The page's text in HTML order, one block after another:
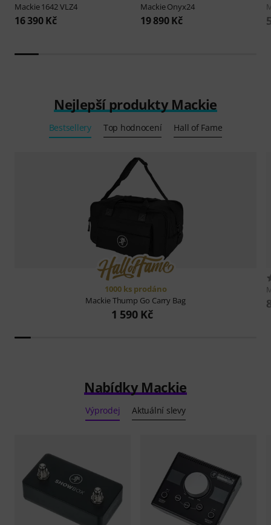
Mackie1642 VLZ4
16 390 Kč
MackieOnyx24
19 890 Kč
Nejlepší produkty Mackie
Bestsellery Top hodnocení Hall of Fame
1000 ks prodáno
MackieThump Go Carry Bag
1 590 Kč
Nabídky Mackie
Výprodej Aktuální slevy